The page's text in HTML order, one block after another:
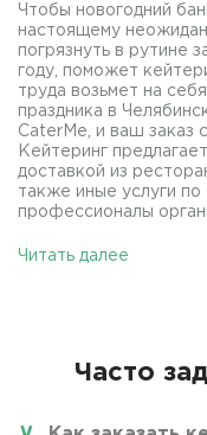
Чтобы новогодний
настоящему
погрязнуть в рутине
году, поможет
труда возьмет на
праздника в
CaterMe, и ваш заказ
Кейтеринг
доставкой из
также иные услуги
профессионалы
Читать далее
Часто